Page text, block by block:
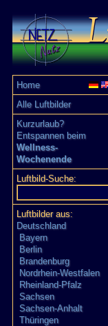
Home
Alle Luftbilder
Kurzurlaub?
Entspannen beim
Wellness-
Wochenende
Luftbild-Suche:
Luftbilder aus:
Deutschland
Bayern
Berlin
Brandenburg
Nordrhein-Westfalen
Rheinland-Pfalz
Sachsen
Sachsen-Anhalt
Thüringen